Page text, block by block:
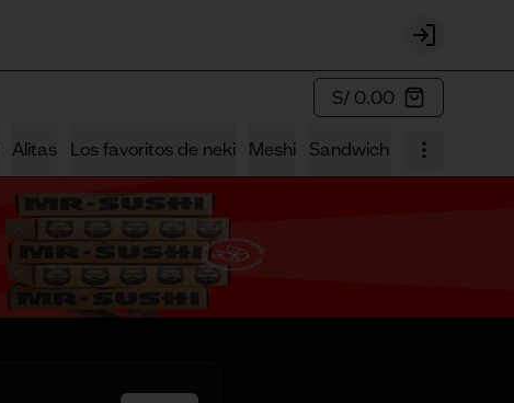
Login
S/ 0.00
Alitas Los favoritos de neki Meshi Sandwich Sushi